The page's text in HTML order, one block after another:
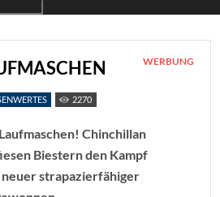
WERBUNG
2270
Chinchillan
Biestern den Kampf
neuer strapazierfähiger